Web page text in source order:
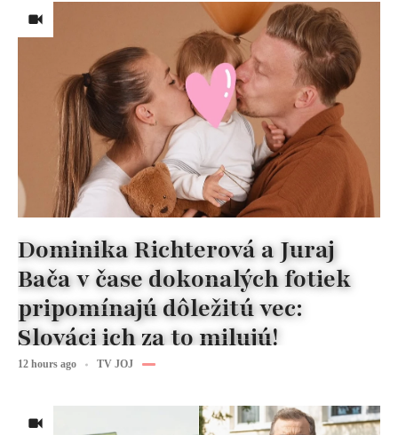
Dominika Richterová a Juraj
Bača v čase dokonalých fotiek
pripomínajú dôležitú vec:
Slováci ich za to milujú!
12 hours ago TV JOJ